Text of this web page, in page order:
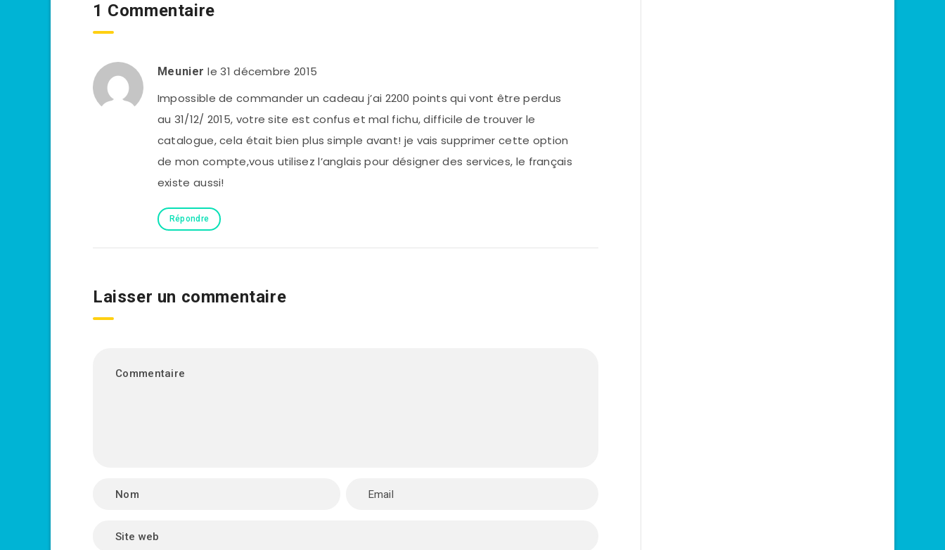
1 Commentaire
Meunier le 31 décembre 2015
Impossible de commander un cadeau j’ai 2200 points qui vont être perdus
au 31/12/ 2015, votre site est confus et mal fichu, difficile de trouver le
catalogue, cela était bien plus simple avant! je vais supprimer cette option
de mon compte,vous utilisez l’anglais pour désigner des services, le français
existe aussi!
Répondre
Laisser un commentaire